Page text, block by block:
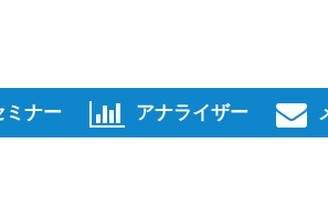
ミナー アナライザー